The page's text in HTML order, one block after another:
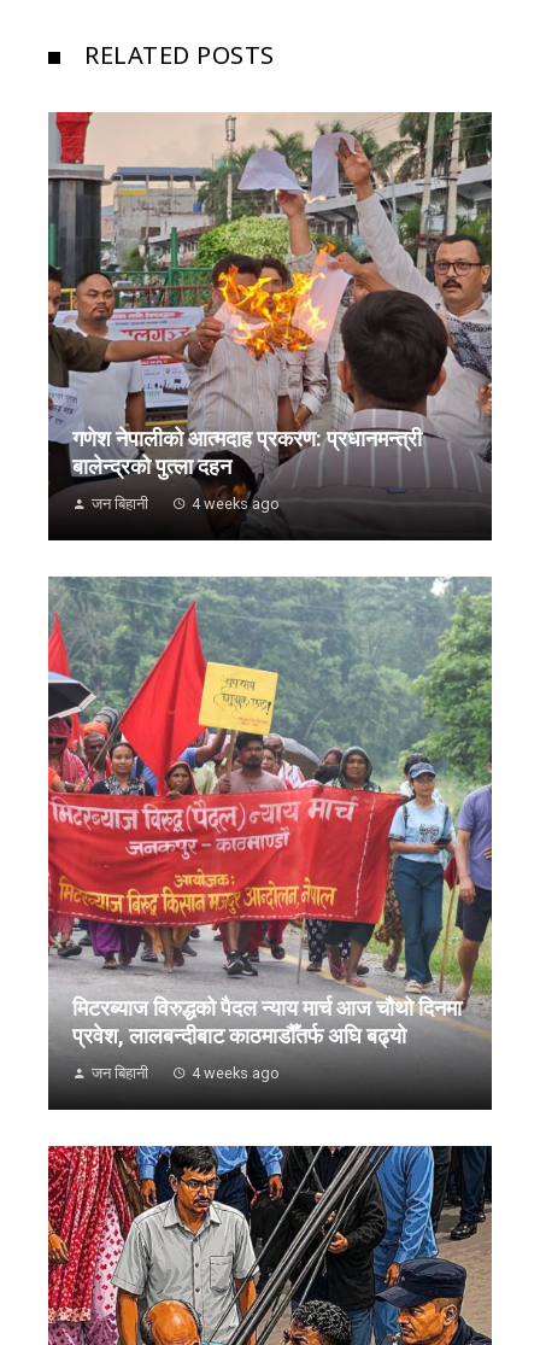
RELATED POSTS
गणेश नेपालीको आत्मदाह प्रकरण: प्रधानमन्त्री
बालेन्द्रको पुत्ला दहन
जन बिहानी 4 weeks ago
मिटरब्याज विरुद्धको पैदल न्याय मार्च आज चौथो दिनमा
प्रवेश, लालबन्दीबाट काठमाडौँतर्फ अघि बढ्यो
जन बिहानी 4 weeks ago